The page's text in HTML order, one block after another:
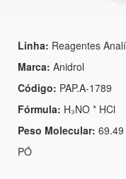
Linha: Reagentes
Marca: Anidrol
Código: PAP.A-1789
Fórmula: H₃NO * HCl
Peso Molecular: 69.49
PÓ